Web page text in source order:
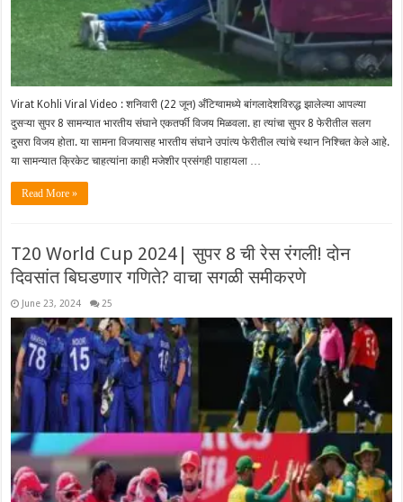
Virat Kohli Viral Video : शनिवारी (22 जून) अँटिग्वामध्ये बांगलादेशविरुद्ध झालेल्या आपल्या
दुसऱ्या सुपर 8 सामन्यात भारतीय संघाने एकतर्फी विजय मिळवला. हा त्यांचा सुपर 8 फेरीतील सलग
दुसरा विजय होता. या सामना विजयासह भारतीय संघाने उपांत्य फेरीतील त्यांचे स्थान निश्चित केले आहे.
या सामन्यात क्रिकेट चाहत्यांना काही मजेशीर प्रसंगही पाहायला …
Read More »
T20 World Cup 2024| सुपर 8 ची रेस रंगली! दोन
दिवसांत बिघडणार गणिते? वाचा सगळी समीकरणे
June 23, 2024 25